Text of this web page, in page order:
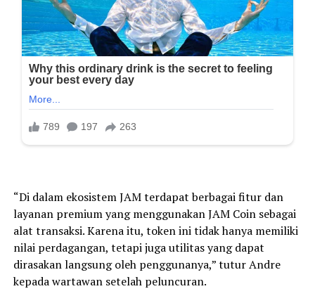
“Di dalam ekosistem JAM terdapat berbagai fitur dan
layanan premium yang menggunakan JAM Coin sebagai
alat transaksi. Karena itu, token ini tidak hanya memiliki
nilai perdagangan, tetapi juga utilitas yang dapat
dirasakan langsung oleh penggunanya,” tutur Andre
kepada wartawan setelah peluncuran.